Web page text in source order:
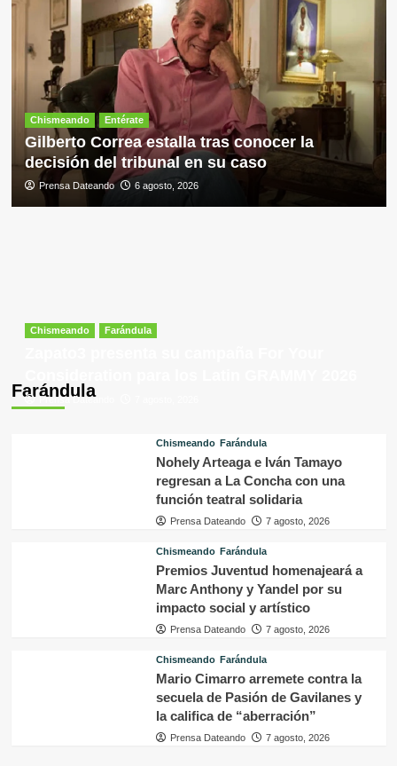
Chismeando Entérate
Gilberto Correa estalla tras conocer la
decisión del tribunal en su caso
Prensa Dateando 6 agosto, 2026
Farándula
Chismeando Farándula
Prensa Dateando
Chismeando Farándula
Nohely Arteaga e Iván Tamayo
regresan a La Concha con una
función teatral solidaria
Prensa Dateando 7 agosto, 2026
Chismeando Farándula
Premios Juventud homenajeará a
Marc Anthony y Yandel por su
impacto social y artístico
Prensa Dateando 7 agosto, 2026
Chismeando Farándula
Mario Cimarro arremete contra la
secuela de Pasión de Gavilanes y
la califica de “aberración”
Prensa Dateando 7 agosto, 2026